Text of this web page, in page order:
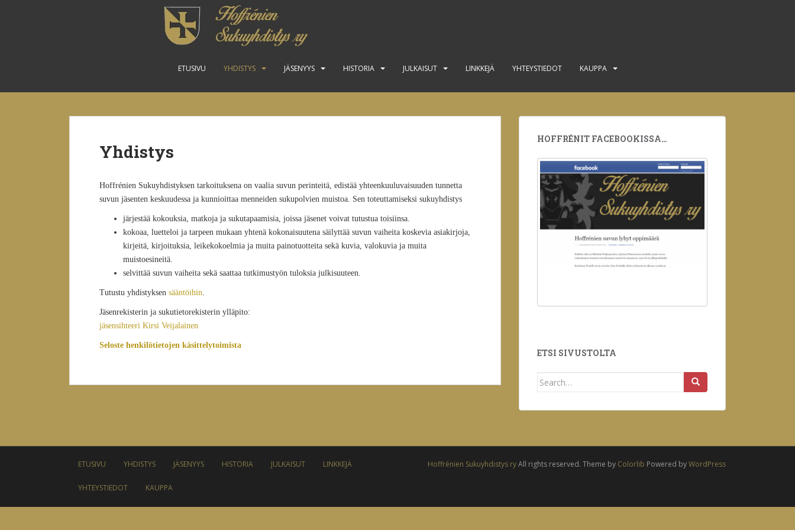
ETUSIVU YHDISTYS JÄSENYYS HISTORIA JULKAISUT LINKKEJÄ YHTEYSTIEDOT KAUPPA
Yhdistys
Hoffrénien Sukuyhdistyksen tarkoituksena on vaalia suvun perinteitä, edistää yhteenkuuluvaisuuden tunnetta
suvun jäsenten keskuudessa ja kunnioittaa menneiden sukupolvien muistoa. Sen toteuttamiseksi sukuyhdistys
järjestää kokouksia, matkoja ja sukutapaamisia, joissa jäsenet voivat tutustua toisiinsa.
kokoaa, luetteloi ja tarpeen mukaan yhtenä kokonaisuutena säilyttää suvun vaiheita koskevia asiakirjoja,
kirjeitä, kirjoituksia, leikekokoelmia ja muita painotuotteita sekä kuvia, valokuvia ja muita
muistoesineitä.
selvittää suvun vaiheita sekä saattaa tutkimustyön tuloksia julkisuuteen.
Tutustu yhdistyksen sääntöihin.
Jäsenrekisterin ja sukutietorekisterin ylläpito:
jäsensihteeri Kirsi Veijalainen
Seloste henkilötietojen käsittelytoimista
HOFFRÉNIT FACEBOOKISSA…
ETSI SIVUSTOLTA
Search
ETUSIVU YHDISTYS JÄSENYYS HISTORIA JULKAISUT LINKKEJÄ
YHTEYSTIEDOT KAUPPA
Hoffrénien Sukuyhdistys ryAll rights reserved. Theme by Colorlib Powered byWordPress